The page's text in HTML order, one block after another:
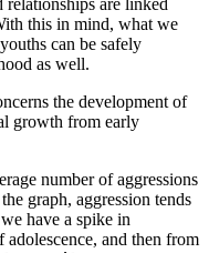
relationships are linked
this in mind, what we
can be safely
as well.
the development of
growth from early
number of aggressions
graph, aggression tends
have a spike in
and then from